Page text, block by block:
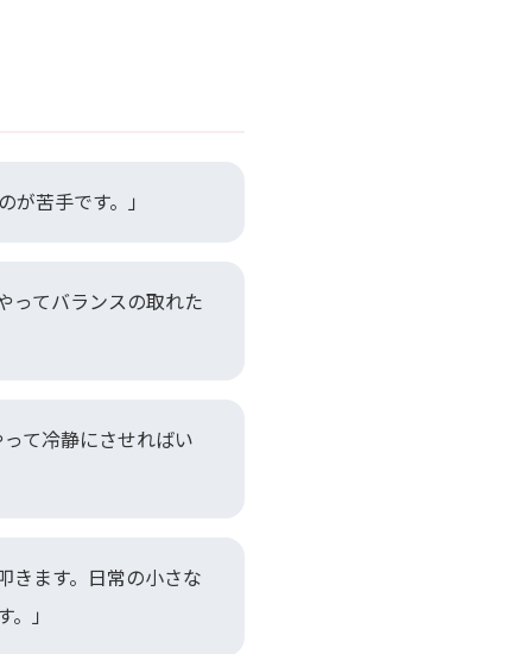
苦手です。」
ってバランスの取れた
て冷静にさせればい
きます。日常の小さな
」